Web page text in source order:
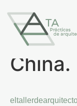
Park.
China.